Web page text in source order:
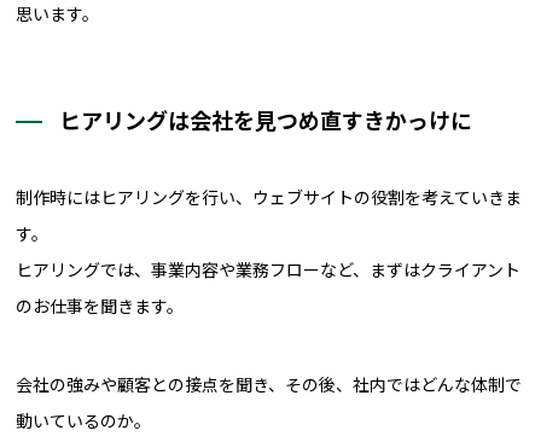
思います。
ヒアリングは会社を見つめ直すきかっけに
制作時にはヒアリングを行い、ウェブサイトの役割を考えていきま
す。
ヒアリングでは、事業内容や業務フローなど、まずはクライアント
のお仕事を聞きます。
会社の強みや顧客との接点を聞き、その後、社内ではどんな体制で
動いているのか。